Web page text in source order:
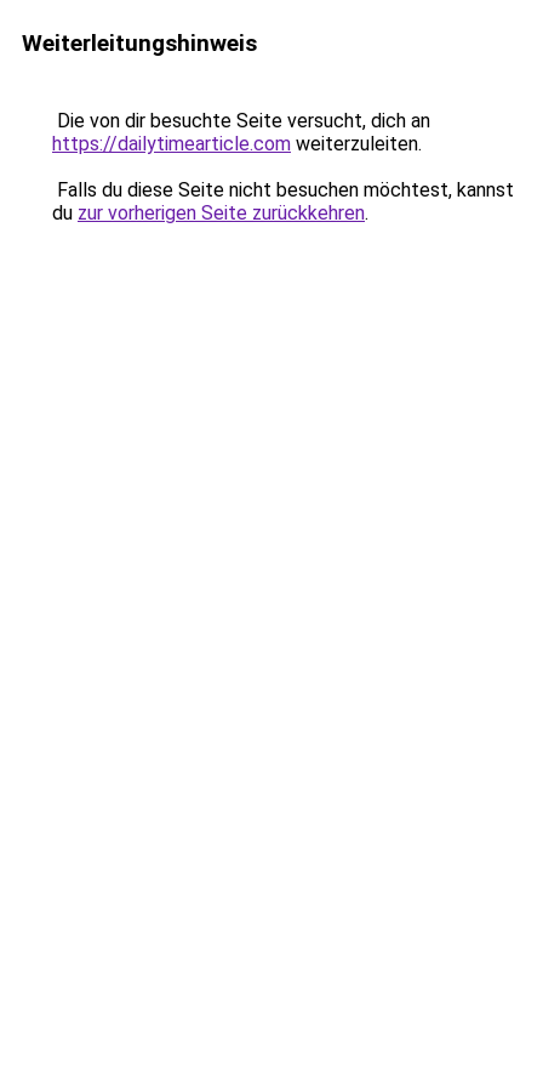
Weiterleitungshinweis
Die von dir besuchte Seite versucht, dich an
https://dailytimearticle.com weiterzuleiten.
Falls du diese Seite nicht besuchen möchtest, kannst
du zur vorherigen Seite zurückkehren.